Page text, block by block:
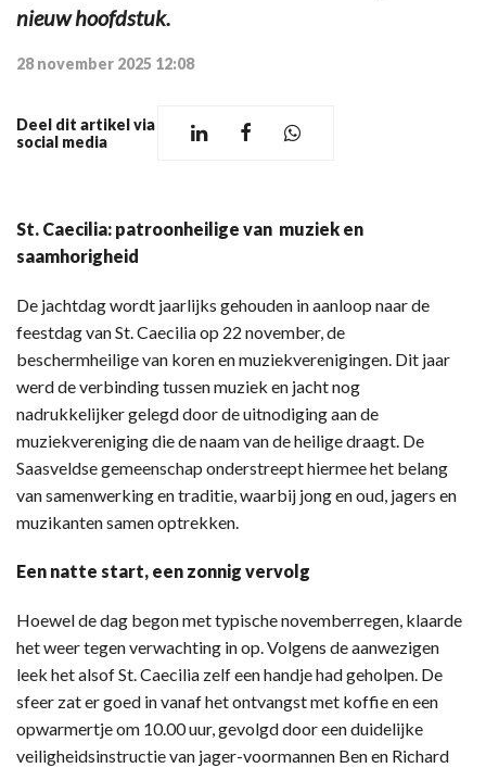
nieuw hoofdstuk.
28 november 2025 12:08
Deel dit artikel via
social media
St. Caecilia: patroonheilige van muziek en
saamhorigheid
De jachtdag wordt jaarlijks gehouden in aanloop naar de
feestdag van St. Caecilia op 22 november, de
beschermheilige van koren en muziekverenigingen. Dit jaar
werd de verbinding tussen muziek en jacht nog
nadrukkelijker gelegd door de uitnodiging aan de
muziekvereniging die de naam van de heilige draagt. De
Saasveldse gemeenschap onderstreept hiermee het belang
van samenwerking en traditie, waarbij jong en oud, jagers en
muzikanten samen optrekken.
Een natte start, een zonnig vervolg
Hoewel de dag begon met typische novemberregen, klaarde
het weer tegen verwachting in op. Volgens de aanwezigen
leek het alsof St. Caecilia zelf een handje had geholpen. De
sfeer zat er goed in vanaf het ontvangst met koffie en een
opwarmertje om 10.00 uur, gevolgd door een duidelijke
veiligheidsinstructie van jager-voormannen Ben en Richard